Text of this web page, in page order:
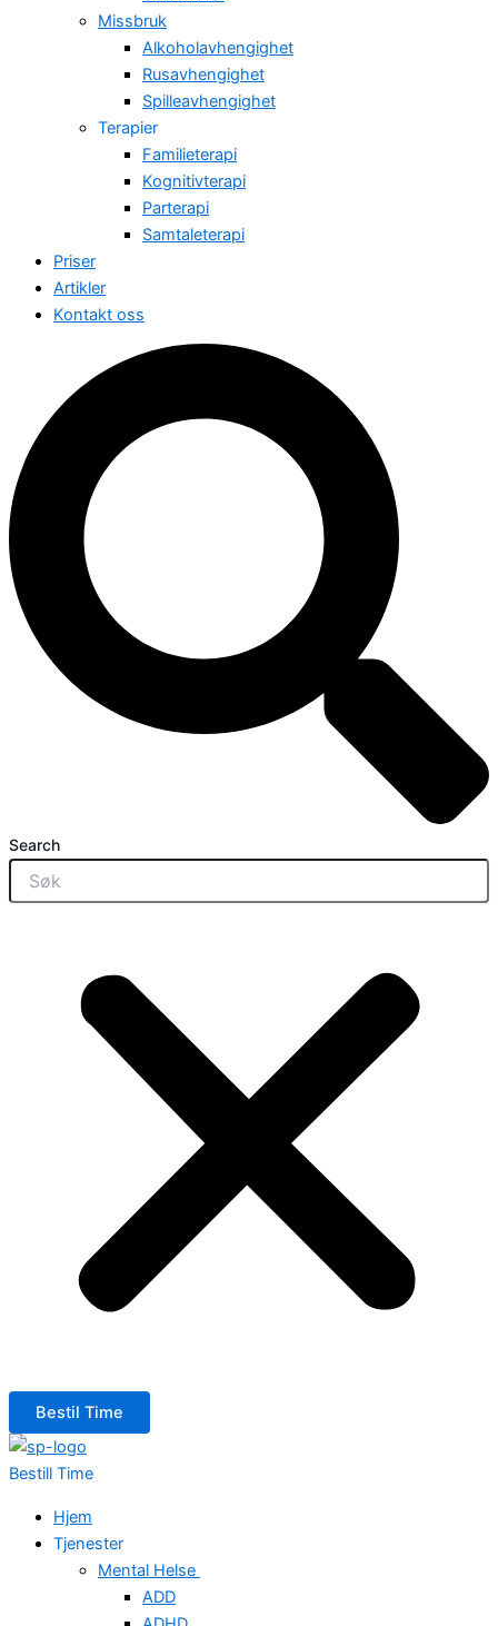
Missbruk
Alkoholavhengighet
Rusavhengighet
Spilleavhengighet
Terapier
Familieterapi
Kognitivterapi
Parterapi
Samtaleterapi
Priser
Artikler
Kontakt oss
Search
Bestil Time
Bestill Time
Hjem
Tjenester
Mental Helse
ADD